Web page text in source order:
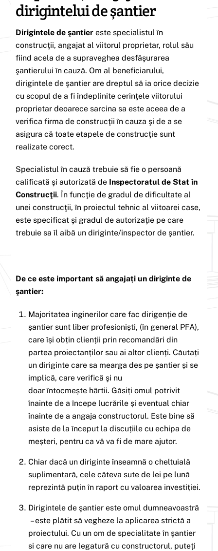
dirigintelui de şantier
Dirigintele de şantier este specialistul în
construcţii, angajat al viitorul proprietar, rolul său
fiind acela de a supraveghea desfăşurarea
şantierului în cauză. Om al beneficiarului,
dirigintele de şantier are dreptul să ia orice decizie
cu scopul de a fi îndeplinite cerinţele viitorului
proprietar deoarece sarcina sa este aceea de a
verifica firma de construcţii în cauza şi de a se
asigura că toate etapele de construcţie sunt
realizate corect.
Specialistul în cauză trebuie să fie o persoană
calificată şi autorizată de Inspectoratul de Stat în
Construcţii. În funcţie de gradul de dificultate al
unei construcţii, în proiectul tehnic al viitoarei case,
este specificat şi gradul de autorizaţie pe care
trebuie sa îl aibă un diriginte/inspector de şantier.
De ce este important să angajați un diriginte de
şantier:
Majoritatea inginerilor care fac dirigenție de
șantier sunt liber profesioniști, (în general PFA),
care își obțin clienții prin recomandări din
partea proiectanților sau ai altor clienți. Căutați
un diriginte care sa mearga des pe șantier și se
implică, care verifică şi nu
doar întocmește hârtii. Găsiți omul potrivit
înainte de a începe lucrările și eventual chiar
înainte de a angaja constructorul. Este bine să
asiste de la început la discuțiile cu echipa de
meșteri, pentru ca vă va fi de mare ajutor.
Chiar dacă un diriginte înseamnă o cheltuială
suplimentară, cele câteva sute de lei pe lună
reprezintă puțin în raport cu valoarea investiției.
Dirigintele de şantier este omul dumneavoastră
– este plătit să vegheze la aplicarea strictă a
proiectului. Cu un om de specialitate în şantier
si care nu are legatură cu constructorul, puteți